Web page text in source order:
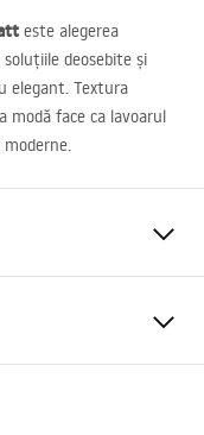
este alegerea
deosebite și
elegant. Textura
modă face ca lavoarul